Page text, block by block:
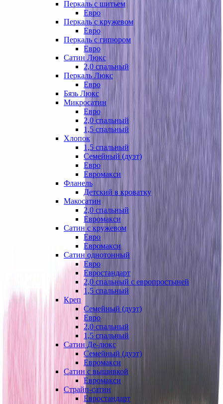
Перкаль с шитьем
Евро
Перкаль с кружевом
Евро
Перкаль с гипюром
Евро
Сатин Люкс
2,0 спальный
Перкаль Люкс
Евро
Бязь Люкс
Микросатин
Евро
2,0 спальный
1,5 спальный
Хлопок
1,5 спальный
Семейный (дуэт)
Евро
Евромакси
Фланель
Детский в кроватку
Макосатин
2,0 спальный
Евромакси
Сатин с кружевом
Евро
Евромакси
Сатин однотонный
Евро
Евростандарт
2,0 спальный с европростыней
1,5 спальный
Креп
Семейный (дуэт)
Евро
2,0 спальный
1,5 спальный
Сатин Де-люкс
Семейный (дуэт)
Евромакси
Сатин с вышивкой
Евромакси
Страйп-сатин
Евростандарт